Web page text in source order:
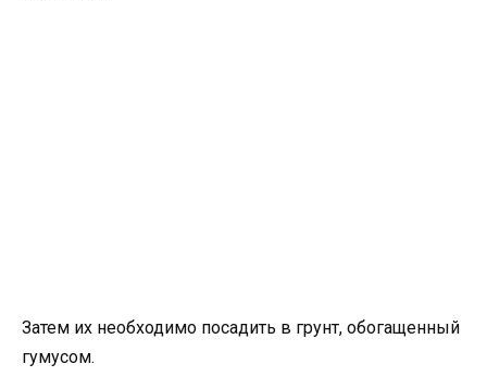
Затем их необходимо посадить в грунт, обогащенный
гумусом.